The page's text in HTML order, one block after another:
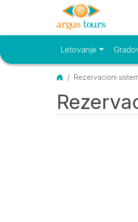
Osnovni meniLetovanje
Početna
Rezervacioni sistem